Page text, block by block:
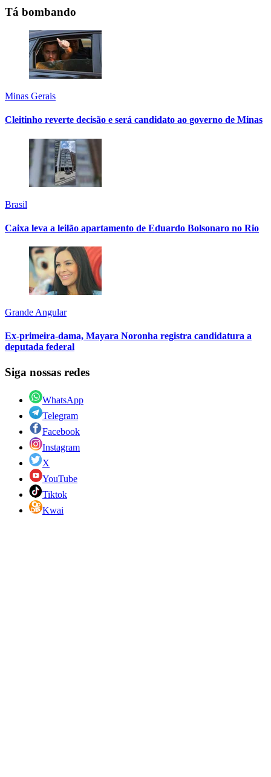
Tá bombando
Minas Gerais
Cleitinho reverte decisão e será candidato ao governo de Minas
Brasil
Caixa leva a leilão apartamento de Eduardo Bolsonaro no Rio
Grande Angular
Ex-primeira-dama, Mayara Noronha registra candidatura a
deputada federal
Siga nossas redes
WhatsApp
Telegram
Facebook
Instagram
X
YouTube
Tiktok
Kwai